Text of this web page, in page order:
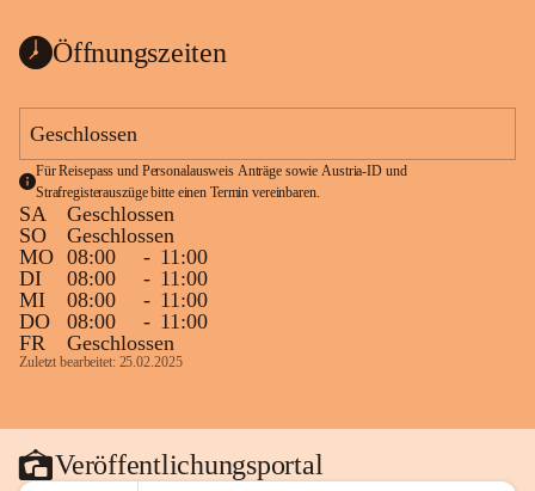
Öffnungszeiten
Geschlossen
Für Reisepass und Personalausweis Anträge sowie Austria-ID und
Strafregisterauszüge bitte einen Termin vereinbaren.
SA
Geschlossen
SO
Geschlossen
MO 08:00 - 11:00
DI
08:00 - 11:00
MI
08:00 - 11:00
DO
08:00 - 11:00
FR
Geschlossen
Zuletzt bearbeitet: 25.02.2025
Veröffentlichungsportal